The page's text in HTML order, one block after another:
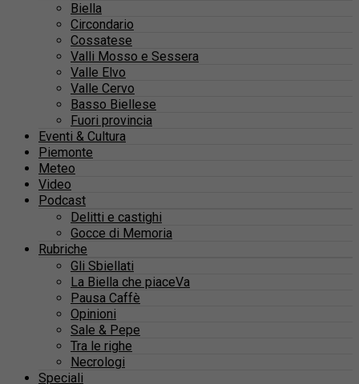
Biella
Circondario
Cossatese
Valli Mosso e Sessera
Valle Elvo
Valle Cervo
Basso Biellese
Fuori provincia
Eventi & Cultura
Piemonte
Meteo
Video
Podcast
Delitti e castighi
Gocce di Memoria
Rubriche
Gli Sbiellati
La Biella che piaceVa
Pausa Caffè
Opinioni
Sale & Pepe
Tra le righe
Necrologi
Speciali